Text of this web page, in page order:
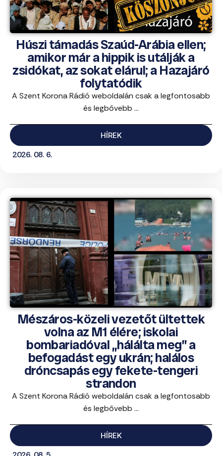
Húszi támadás Szaúd-Arábia ellen;
amikor már a hippik is utálják a
zsidókat, az sokat elárul; a Hazajáró
folytatódik
A Szent Korona Rádió weboldalán csak a legfontosabb
és legbővebb ...
HÍREK
2026. 08. 6.
Mészáros-közeli vezetőt ültettek
volna az M1 élére; iskolai
bombariadóval „hálálta meg” a
befogadást egy ukrán; halálos
dróncsapás egy fekete-tengeri
strandon
A Szent Korona Rádió weboldalán csak a legfontosabb
és legbővebb ...
HÍREK